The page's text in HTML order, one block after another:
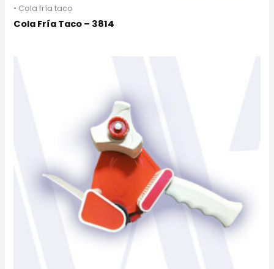
• Cola fría taco
Cola Fría Taco – 3814